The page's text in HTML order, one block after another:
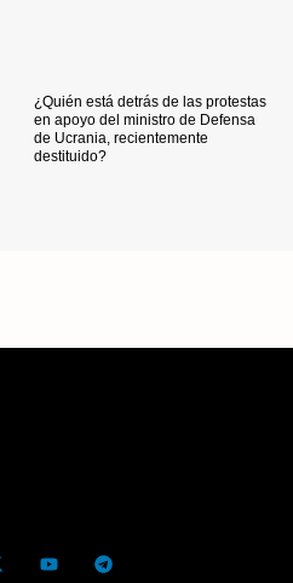
¿Quién está detrás de las protestas
en apoyo del ministro de Defensa
de Ucrania, recientemente
destituido?